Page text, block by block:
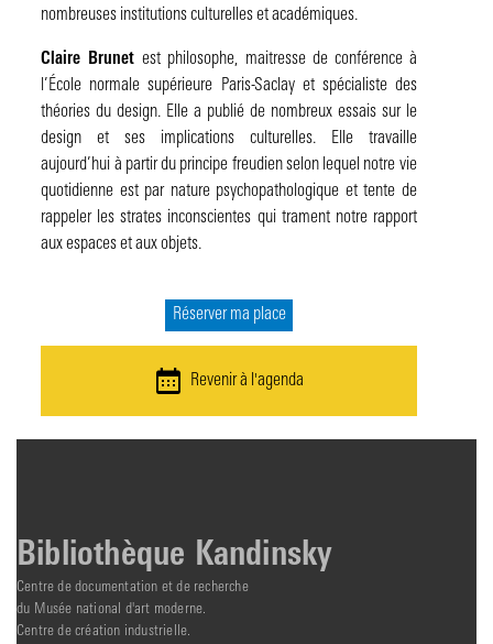
Revenir à l'agenda
nombreuses institutions culturelles et académiques.
Claire Brunetest philosophe, maitresse de conférence à
l’École normale supérieure Paris-Saclay et spécialiste des
théories du design. Elle a publié de nombreux essais sur le
design et ses implications culturelles. Elle travaille
aujourd’hui à partir du principe freudien selon lequel notre vie
quotidienne est par nature psychopathologique et tente de
rappeler les strates inconscientes qui trament notre rapport
aux espaces et aux objets.
Réserver ma place
Bibliothèque Kandinsky
Centre de documentation et de recherche
du Musée national d'art moderne.
Centre de création industrielle.